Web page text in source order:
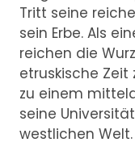
Tritt seine
sein Erbe. Als
reichen die
etruskische
zu einem
seine
westlichen Welt.